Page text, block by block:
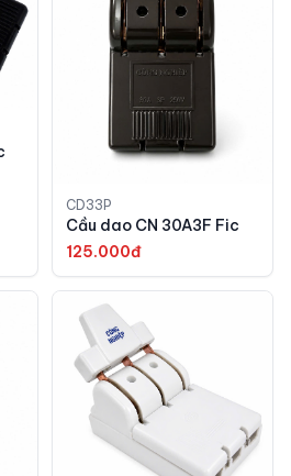
CD33P
Cầu dao CN 30A3F Fic
125.000đ